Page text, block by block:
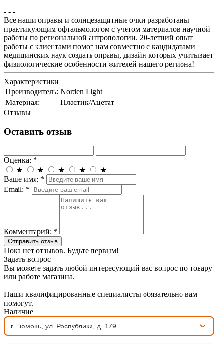
- - -
Все наши оправы и солнцезащитные очки разработаны
практикующим офтальмологом с учетом материалов научной
работы по региональной антропологии. 20-летний опыт
работы с клиентами помог нам совместно с кандидатами
медицинских наук создать оправы, дизайн которых учитывает
физиологические особенности жителей нашего региона!
Характеристики
Производитель: Norden Light
Материал:
Пластик/Ацетат
Отзывы
Оставить отзыв
Оценка: *
★
★ ★ ★
★
Ваше имя: *
Email: *
Комментарий: *
Отправить отзыв
Пока нет отзывов. Будьте первым!
Задать вопрос
Вы можете задать любой интересующий вас вопрос по товару
или работе магазина.
Наши квалифицированные специалисты обязательно вам
помогут.
Наличие